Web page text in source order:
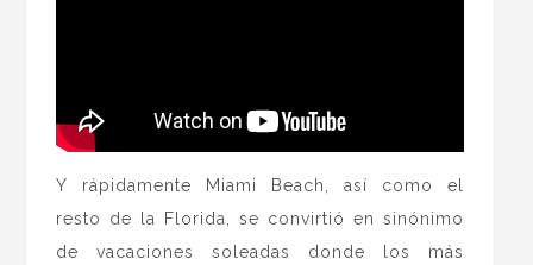
Y rápidamente Miami Beach, así como el
resto de la Florida, se convirtió en sinónimo
de vacaciones soleadas donde los más